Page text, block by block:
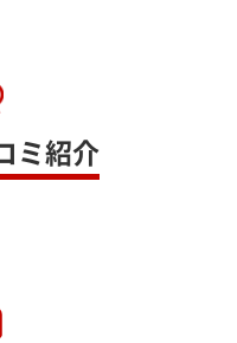
ミ紹介